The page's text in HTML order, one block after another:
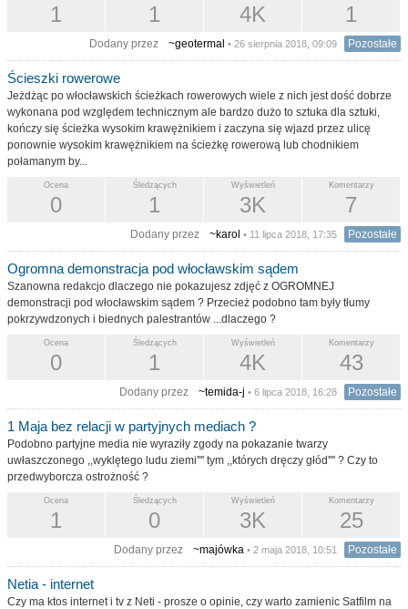
1
4K
1
1
Dodany przez ~geotermal • 26 sierpnia 2018, 09:09 Pozostałe
Ścieszki rowerowe
Jeżdżąc po włocławskich ścieżkach rowerowych wiele z nich jest dość dobrze
wykonana pod względem technicznym ale bardzo dużo to sztuka dla sztuki,
kończy się ścieżka wysokim krawężnikiem i zaczyna się wjazd przez ulicę
ponownie wysokim krawężnikiem na ścieżkę rowerową lub chodnikiem
połamanym by...
Komentarzy
7
Wyświetleń
3K
Śledzących
1
Ocena
0
Dodany przez ~karol • 11 lipca 2018, 17:35 Pozostałe
Ogromna demonstracja pod włocławskim sądem
Szanowna redakcjo dlaczego nie pokazujesz zdjęć z OGROMNEJ
demonstracji pod włocławskim sądem ? Przecież podobno tam były tłumy
pokrzywdzonych i biednych palestrantów ...dlaczego ?
Komentarzy
43
Wyświetleń
4K
Śledzących
1
Ocena
0
Dodany przez ~temida-j • 6 lipca 2018, 16:28 Pozostałe
1 Maja bez relacji w partyjnych mediach ?
Podobno partyjne media nie wyraziły zgody na pokazanie twarzy
uwłaszczonego ,,wyklętego ludu ziemi'''' tym ,,których dręczy głód'''' ? Czy to
przedwyborcza ostrożność ?
Komentarzy
25
Wyświetleń
3K
Śledzących
0
Ocena
1
Dodany przez ~majówka • 2 maja 2018, 10:51 Pozostałe
Netia - internet
Czy ma ktos internet i tv z Neti - prosze o opinie, czy warto zamienic Satfilm na